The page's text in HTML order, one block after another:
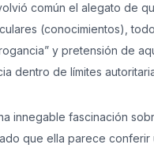
común el alegato de
(conocimientos),
y pretensión de
dentro de límites
innegable fascinación
que ella parece conferir